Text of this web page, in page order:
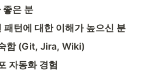
은 분
패턴에 대한 이해가 높으신 분
함 (Git, Jira, Wiki)
자동화 경험